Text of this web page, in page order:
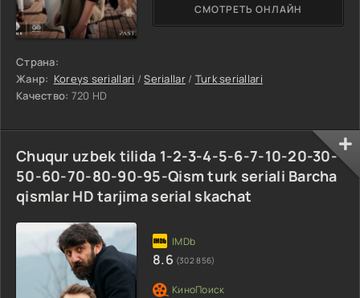
Страна:
Жанр: Koreys seriallari /Seriallar/ Turk seriallari
Качество: 720 HD
СМОТРЕТЬ ОНЛАЙН
Chuqur uzbek tilida 1-2-3-4-5-6-7-10-20-30-
50-60-70-80-90-95-Qism turk seriali Barcha
qismlar HD tarjima serial skachat
8.6 (302 856)